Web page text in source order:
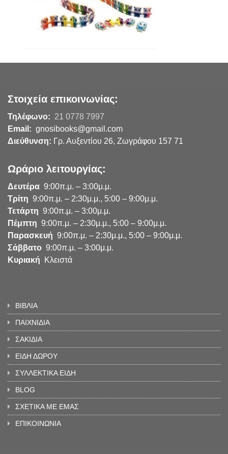
Στοιχεία επικοινωνίας:
Τηλέφωνο: 21 0778 7997
Email: gnosibooks@gmail.com
Διεύθυνση: Γρ. Αυξεντίου 26, Ζωγράφου 157 71
Ωράριο λειτουργίας:
Δευτέρα 9:00π.μ. – 3:00μ.μ.
Τρίτη 9:00π.μ. – 2:30μ.μ., 5:00 – 9:00μ.μ.
Τετάρτη 9:00π.μ. – 3:00μ.μ.
Πέμπτη 9:00π.μ. – 2:30μ.μ., 5:00 – 9:00μ.μ.
Παρασκευή 9:00π.μ. – 2:30μ.μ., 5:00 – 9:00μ.μ.
Σάββατο 9:00π.μ. – 3:00μ.μ.
Κυριακή Κλειστά
ΒΙΒΛΙΑ
ΠΑΙΧΝΙΔΙΑ
ΣΑΚΙΔΙΑ
ΕΙΔΗ ΔΩΡΟΥ
ΣΥΛΛΕΚΤΙΚΑ ΕΙΔΗ
BLOG
ΣΧΕΤΙΚΑ ΜΕ ΕΜΑΣ
ΕΠΙΚΟΙΝΩΝΙΑ